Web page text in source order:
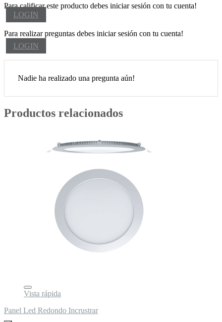
Para calificar este producto debes iniciar sesión con tu cuenta!
LOGIN
Para realizar preguntas debes iniciar sesión con tu cuenta!
LOGIN
Nadie ha realizado una pregunta aún!
Productos relacionados
Vista rápida
Panel Led Redondo Incrustrar